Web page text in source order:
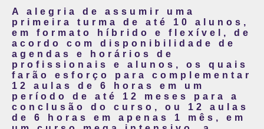
A alegria de assumir uma
primeira turma de até 10 alunos,
em formato híbrido e flexível, de
acordo com disponibilidade de
agendas e horários de
profissionais e alunos, os quais
farão esforço para complementar
12 aulas de 6 horas em um
período de até 12 meses para a
conclusão do curso, ou 12 aulas
de 6 horas em apenas 1 mês, em